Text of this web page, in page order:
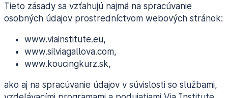
Tieto zásady sa vzťahujú najmä na spracúvanie
osobných údajov prostredníctvom webových stránok:
www.viainstitute.eu,
www.silviagallova.com,
www.koucingkurz.sk,
ako aj na spracúvanie údajov v súvislosti so službami,